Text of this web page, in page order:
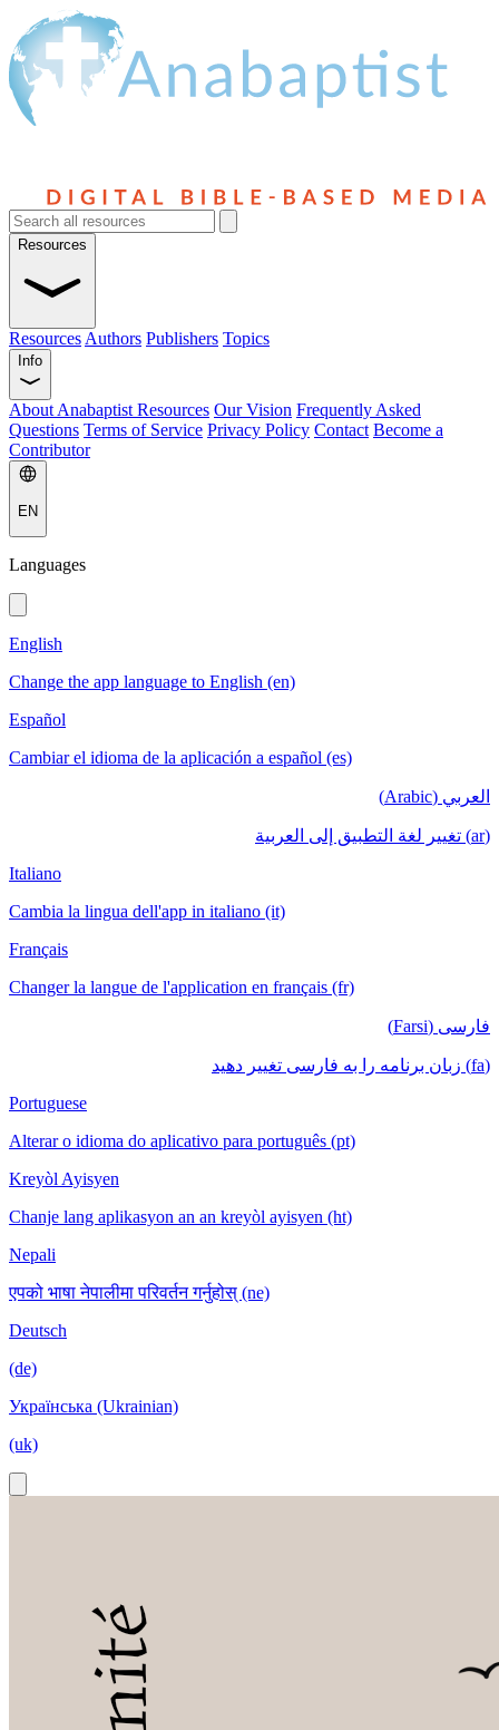
Resources
Resources Authors Publishers Topics
Info
About Anabaptist Resources Our Vision Frequently Asked
Questions Terms of Service Privacy Policy Contact Become a
Contributor
EN
Languages
English
Change the app language to English (en)
Español
Cambiar el idioma de la aplicación a español (es)
العربي (Arabic)
(ar) تغيير لغة التطبيق إلى العربية
Italiano
Cambia la lingua dell'app in italiano (it)
Français
Changer la langue de l'application en français (fr)
فارسی (Farsi)
(fa) زبان برنامه را به فارسی تغییر دهید
Portuguese
Alterar o idioma do aplicativo para português (pt)
Kreyòl Ayisyen
Chanje lang aplikasyon an an kreyòl ayisyen (ht)
Nepali
एपको भाषा नेपालीमा परिवर्तन गर्नुहोस् (ne)
Deutsch
(de)
Українська (Ukrainian)
(uk)